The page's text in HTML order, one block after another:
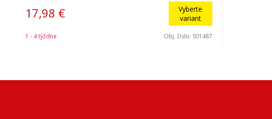
17,98 €
Vyberte
variant
1 - 4 týždne Obj. čislo: S01487